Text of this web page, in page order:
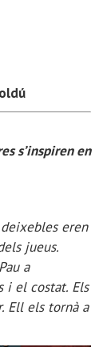
s’inspiren en
eren
jueus.
a
i el costat. Els
Ell els tornà a